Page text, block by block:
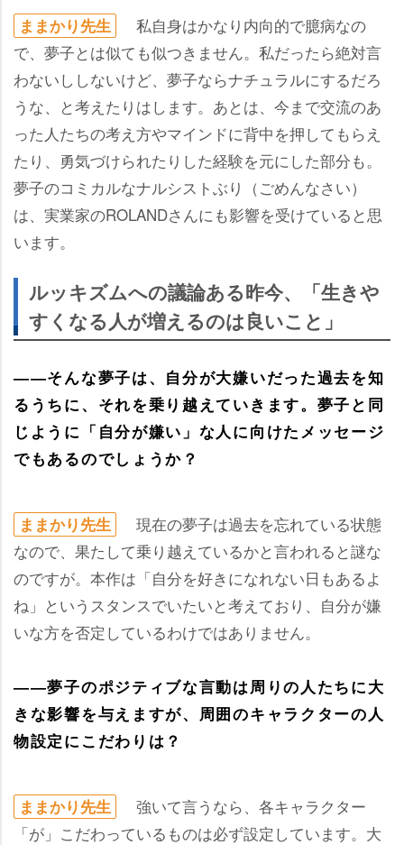
ままかり先生
私自身はかなり内向的で臆病なの
で、夢子とは似ても似つきません。私だったら絶対言
わないししないけど、夢子ならナチュラルにするだろ
うな、と考えたりはします。あとは、今まで交流のあ
った人たちの考え方やマインドに背中を押してもらえ
たり、勇気づけられたりした経験を元にした部分も。
夢子のコミカルなナルシストぶり（ごめんなさい）
は、実業家のROLANDさんにも影響を受けていると思
います。
ルッキズムへの議論ある昨今、「生き
すくなる人が増えるのは良いこと」
――そんな夢子は、自分が大嫌いだった過去を知
るうちに、それを乗り越えていきます。夢子と同
じように「自分が嫌い」な人に向けたメッセージ
でもあるのでしょうか？
ままかり先生
現在の夢子は過去を忘れている状態
なので、果たして乗り越えているかと言われると謎な
のですが。本作は「自分を好きになれない日もあるよ
ね」というスタンスでいたいと考えており、自分が嫌
いな方を否定しているわけではありません。
――夢子のポジティブな言動は周りの人たちに大
きな影響を与えますが、周囲のキャラクターの人
物設定にこだわりは？
ままかり先生
強いて言うなら、各キャラクター
「が」こだわっているものは必ず設定しています。大